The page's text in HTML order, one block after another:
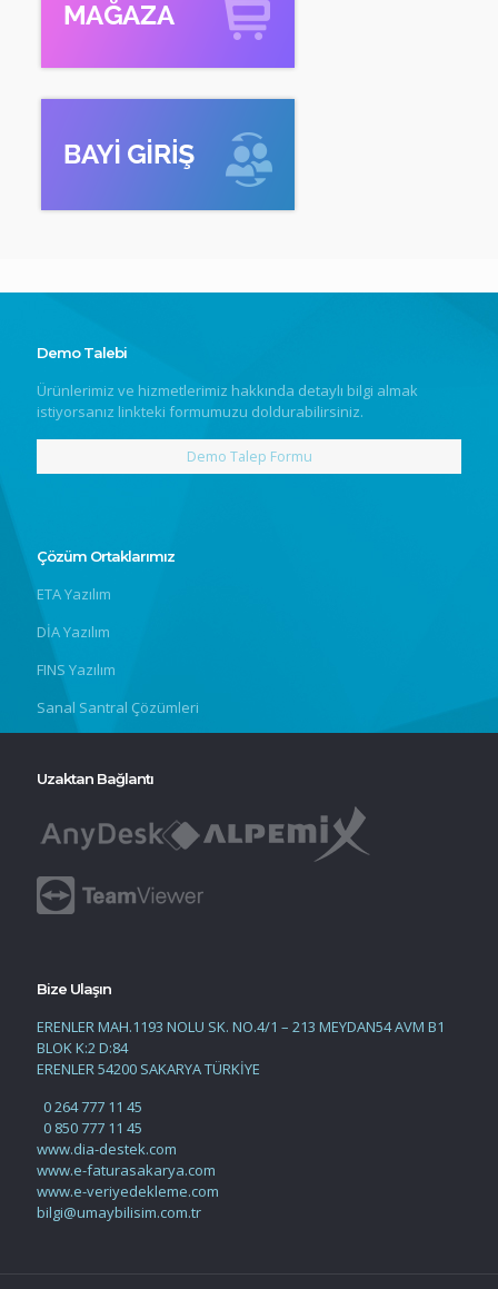
Demo Talebi
Ürünlerimiz ve hizmetlerimiz hakkında detaylı bilgi almak
istiyorsanız linkteki formumuzu doldurabilirsiniz.
Demo Talep Formu
Çözüm Ortaklarımız
ETA Yazılım
DİA Yazılım
FINS Yazılım
Sanal Santral Çözümleri
Uzaktan Bağlantı
Bize Ulaşın
ERENLER MAH.1193 NOLU SK. NO.4/1 – 213 MEYDAN54 AVM B1
BLOK K:2 D:84
ERENLER 54200 SAKARYA TÜRKİYE
0 264 777 11 45
0 850 777 11 45
www.dia-destek.com
www.e-faturasakarya.com
www.e-veriyedekleme.com
bilgi@umaybilisim.com.tr